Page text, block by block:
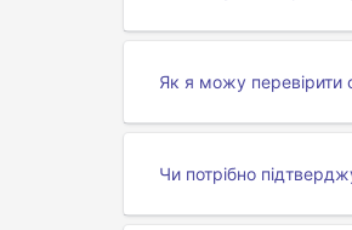
Як я можу перевірити
Чи потрібно